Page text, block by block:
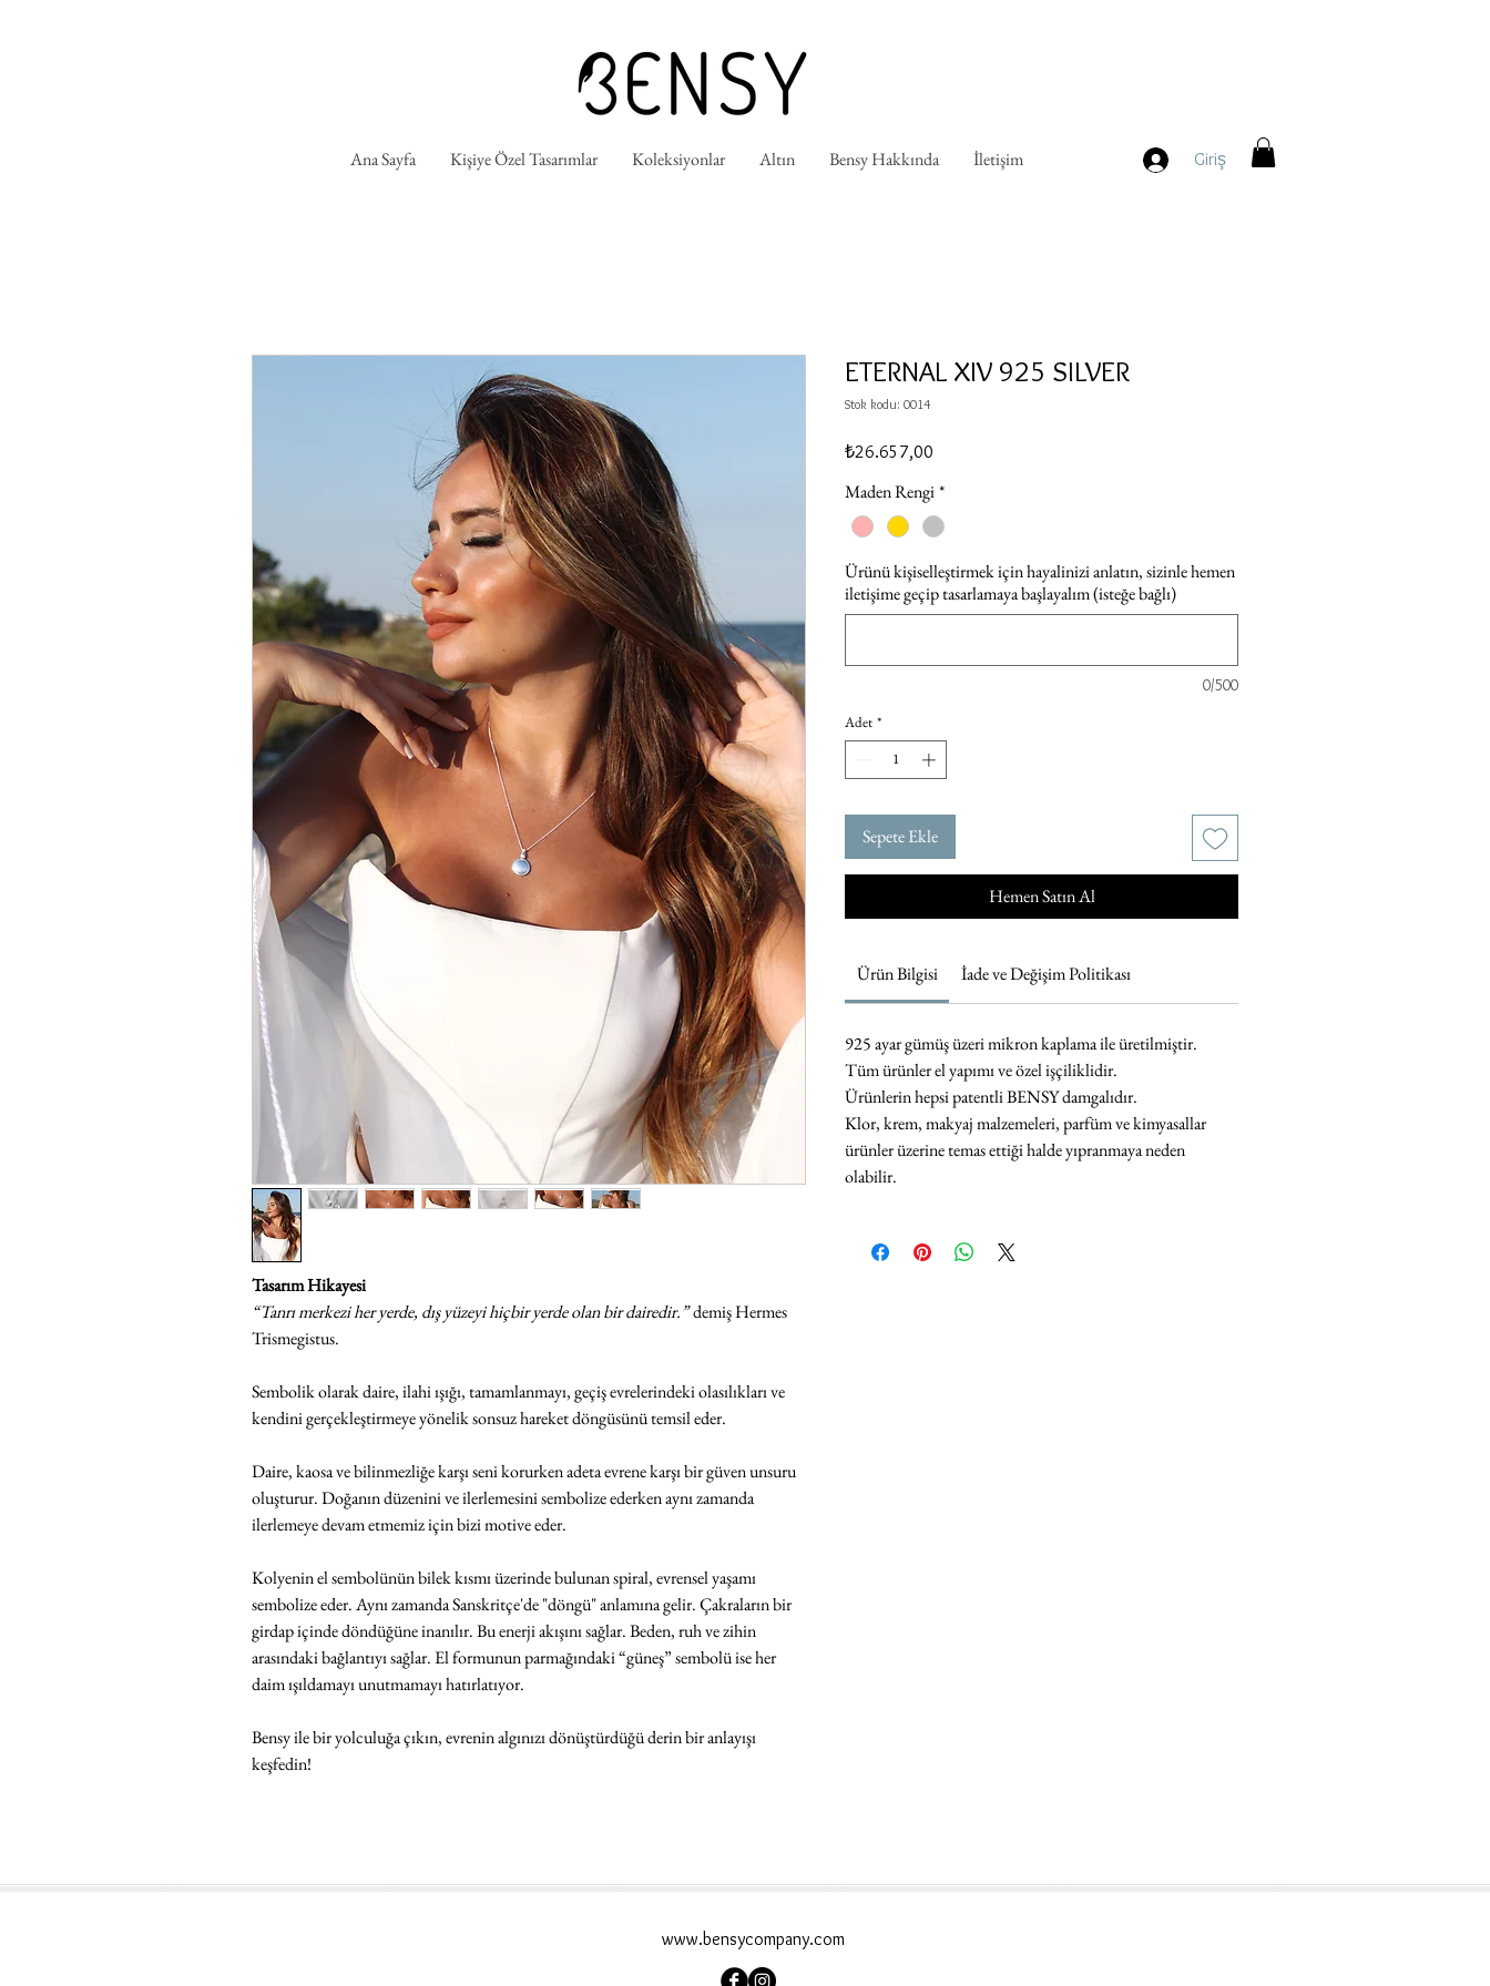
Ana Sayfa Kişiye Özel Tasarımlar Koleksiyonlar Altın Bensy Hakkında İletişim Giriş
Tasarım Hikayesi
“Tanrı merkezi her yerde, dış yüzeyi hiçbir yerde olan bir dairedir.”demiş Hermes
Trismegistus.
Sembolik olarak daire, ilahi ışığı, tamamlanmayı, geçiş evrelerindeki olasılıkları ve
kendini gerçekleştirmeye yönelik sonsuz hareket döngüsünü temsil eder.
Daire, kaosa ve bilinmezliğe karşı seni korurken adeta evrene karşı bir güven unsuru
oluşturur. Doğanın düzenini ve ilerlemesini sembolize ederken aynı zamanda
ilerlemeye devam etmemiz için bizi motive eder.
Kolyenin el sembolünün bilek kısmı üzerinde bulunan spiral, evrensel yaşamı
sembolize eder. Aynı zamanda Sanskritçe'de "döngü" anlamına gelir. Çakraların bir
girdap içinde döndüğüne inanılır. Bu enerji akışını sağlar. Beden, ruh ve zihin
arasındaki bağlantıyı sağlar. El formunun parmağındaki “güneş” sembolü ise her
daim ışıldamayı unutmamayı hatırlatıyor.
Bensy ile bir yolculuğa çıkın, evrenin algınızı dönüştürdüğü derin bir anlayışı
keşfedin!
ETERNAL XIV 925 SILVER
Stok kodu: 0014
₺26.657,00
Maden Rengi*
Ürünü kişiselleştirmek için hayalinizi anlatın, sizinle hemen
iletişime geçip tasarlamaya başlayalım (isteğe bağlı)
0/500
Adet *
Sepete Ekle
Hemen Satın Al
Ürün Bilgisi İade ve Değişim Politikası
925 ayar gümüş üzeri mikron kaplama ile üretilmiştir.
Tüm ürünler el yapımı ve özel işçiliklidir.
Ürünlerin hepsi patentli BENSY damgalıdır.
Klor, krem, makyaj malzemeleri, parfüm ve kimyasallar
ürünler üzerine temas ettiği halde yıpranmaya neden
olabilir.
www.bensycompany.com